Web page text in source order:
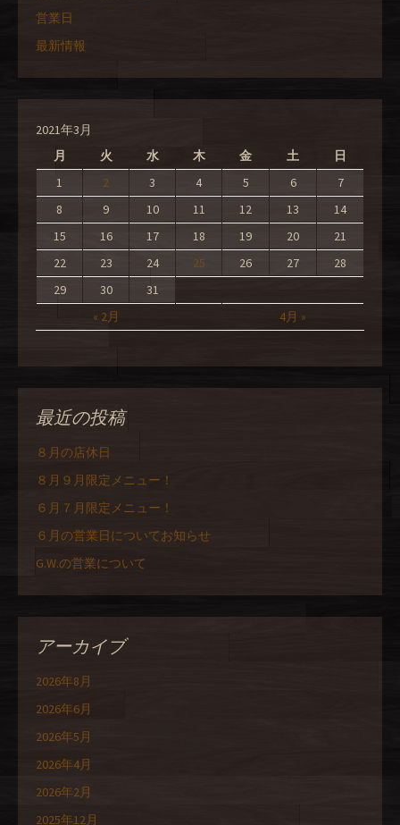
営業日
最新情報
2021年3月
月
火 水 木 金 土 日
« 2月 4月 »
1 2 3 4 5 6
7
8
9 10 11 12 13
14
15
16 17 18 19 20
21
22
23 24 25 26 27
28
29
30 31
最近の投稿
８月の店休日
８月９月限定メニュー！
６月７月限定メニュー！
６月の営業日についてお知らせ
G.W.の営業について
アーカイブ
2026年8月
2026年6月
2026年5月
2026年4月
2026年2月
2025年12月